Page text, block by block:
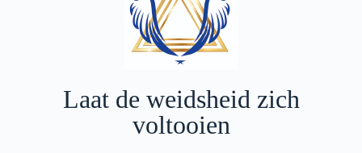
Laat de weidsheid zich
voltooien